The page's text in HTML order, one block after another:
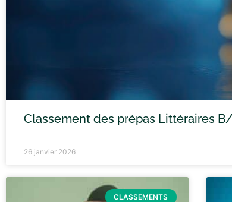
Classement des prépas Littéraires
26 janvier 2026
CLASSEMENTS